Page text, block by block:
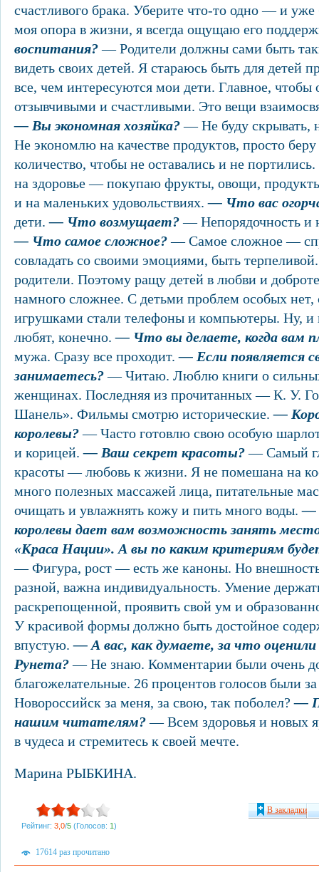
счастливого брака. Уберите что-то одно — и
моя опора в жизни, я всегда ощущаю его
воспитания?— Родители должны сами быть
видеть своих детей. Я стараюсь быть для детей
все, чем интересуются мои дети. Главное,
отзывчивыми и счастливыми. Это вещи
— Вы экономная хозяйка?— Не буду скрывать,
Не экономлю на качестве продуктов, просто
количество, чтобы не оставались и не
на здоровье — покупаю фрукты, овощи,
и на маленьких удовольствиях.— Что вас
дети.— Что возмущает?— Непорядочность и
— Что самое сложное?— Самое сложное —
совладать со своими эмоциями, быть
родители. Поэтому ращу детей в любви и
намного сложнее. С детьми проблем особых
игрушками стали телефоны и компьютеры. Ну, и
любят, конечно.— Что вы делаете, когда вам
мужа. Сразу все проходит.— Если появляется
занимаетесь?— Читаю. Люблю книги о
женщинах. Последняя из прочитанных — К. У.
Шанель». Фильмы смотрю исторические.—
королевы?— Часто готовлю свою особую
и корицей.— Ваш секрет красоты?— Самый
красоты — любовь к жизни. Я не помешана на
много полезных массажей лица, питательные
очищать и увлажнять кожу и пить много воды.—
королевы дает вам возможность занять
«Краса Нации». А вы по каким критериям
— Фигура, рост — есть же каноны. Но
разной, важна индивидуальность. Умение
раскрепощенной, проявить свой ум и
У красивой формы должно быть достойное
впустую.— А вас, как думаете, за что оценили
Рунета?— Не знаю. Комментарии были очень
благожелательные. 26 процентов голосов были
Новороссийск за меня, за свою, так поболел?—
нашим читателям?— Всем здоровья и новых
в чудеса и стремитесь к своей мечте.
Марина РЫБКИНА.
Рейтинг: 3,0/5 (Голосов: 1)
В закладки
17614 раз прочитано